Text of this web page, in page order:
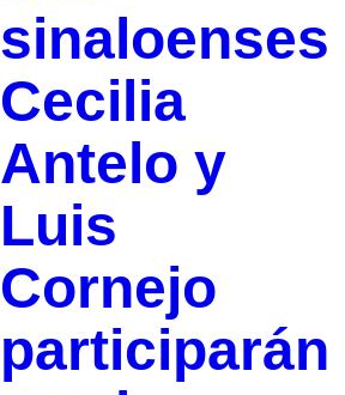
sinaloenses
Cecilia
Antelo y
Luis
Cornejo
participarán